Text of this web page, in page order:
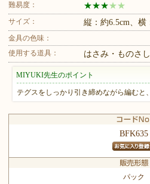
難易度： ★★★ ★ ★
サイズ： 縦：約6.5cm、横
金具の色味：
使用する道具：
はさみ・ものさ
MIYUKI先生のポイント
テグスをしっかり引き締めながら編むと
BFK635
パック